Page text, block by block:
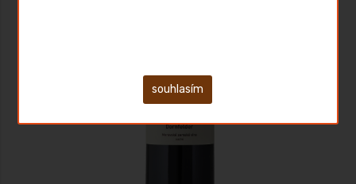
souhlasím